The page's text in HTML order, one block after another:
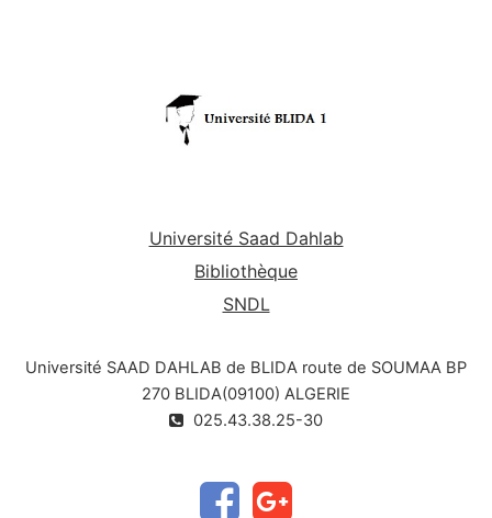
Université Saad Dahlab
Bibliothèque
SNDL
Université SAAD DAHLAB de BLIDA route de SOUMAA BP
270 BLIDA(09100) ALGERIE
025.43.38.25-30